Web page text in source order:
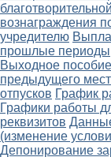
вознаграждения
учредителю
прошлые периоды
Выходное пособие
предыдущего
отпусков График
Графики работы
реквизитов
(изменение
Депонирование